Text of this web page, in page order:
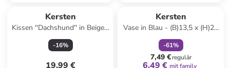
Kersten
Kissen ''Dachshund'' in Beige -
(L)30 x (B)50 cm
-16%
19,99 €
Kersten
Vase in Blau - (B)13,5 x (H)20
x (T)9,5 cm
-61%
7,49 €regulär
6,49 € mit family